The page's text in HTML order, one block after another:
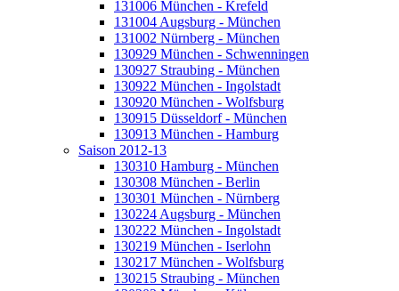
131006 München - Krefeld
131004 Augsburg - München
131002 Nürnberg - München
130929 München - Schwenningen
130927 Straubing - München
130922 München - Ingolstadt
130920 München - Wolfsburg
130915 Düsseldorf - München
130913 München - Hamburg
Saison 2012-13
130310 Hamburg - München
130308 München - Berlin
130301 München - Nürnberg
130224 Augsburg - München
130222 München - Ingolstadt
130219 München - Iserlohn
130217 München - Wolfsburg
130215 Straubing - München